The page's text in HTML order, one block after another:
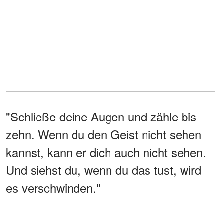
"Schließe deine Augen und zähle bis
zehn. Wenn du den Geist nicht sehen
kannst, kann er dich auch nicht sehen.
Und siehst du, wenn du das tust, wird
es verschwinden."